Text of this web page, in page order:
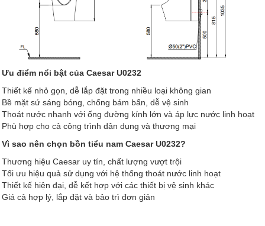
Ưu điểm nổi bật của Caesar U0232
Thiết kế nhỏ gọn, dễ lắp đặt trong nhiều loại không gian
Bề mặt sứ sáng bóng, chống bám bẩn, dễ vệ sinh
Thoát nước nhanh với ống đường kính lớn và áp lực nước linh hoạt
Phù hợp cho cả công trình dân dụng và thương mại
Vì sao nên chọn bồn tiểu nam Caesar U0232?
Thương hiệu Caesar uy tín, chất lượng vượt trội
Tối ưu hiệu quả sử dụng với hệ thống thoát nước linh hoạt
Thiết kế hiện đại, dễ kết hợp với các thiết bị vệ sinh khác
Giá cả hợp lý, lắp đặt và bảo trì đơn giản